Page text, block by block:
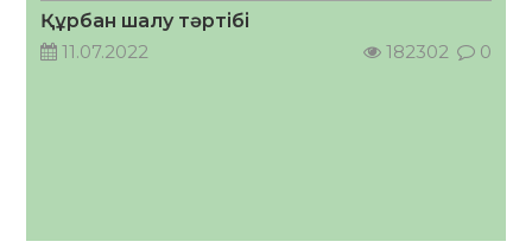
Құрбан шалу тәртібі
11.07.2022
182302 0